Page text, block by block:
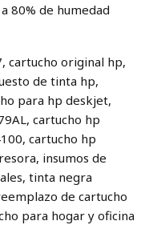
80% de humedad
cartucho original hp,
de tinta hp,
para hp deskjet,
cartucho hp
cartucho hp
insumos de
tinta negra
de cartucho
para hogar y oficina